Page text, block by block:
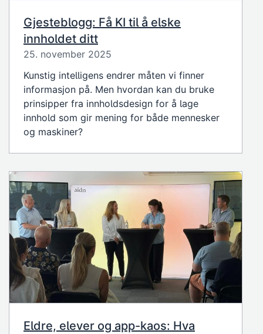
Gjesteblogg: Få KI til å elske
innholdet ditt
25. november 2025
Kunstig intelligens endrer måten vi finner
informasjon på. Men hvordan kan du bruke
prinsipper fra innholdsdesign for å lage
innhold som gir mening for både mennesker
og maskiner?
Eldre, elever og app-kaos: Hva